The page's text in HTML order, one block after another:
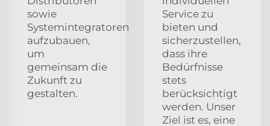
sowie
Systemintegratoren
aufzubauen,
um
gemeinsam die
Zukunft zu
gestalten.
Service zu
bieten und
sicherzustellen,
dass ihre
Bedürfnisse
stets
berücksichtigt
werden. Unser
Ziel ist es, eine